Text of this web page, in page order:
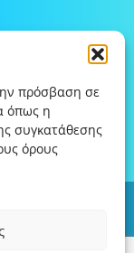
πρόσβαση σε
όπως η
συγκατάθεσης
όρους